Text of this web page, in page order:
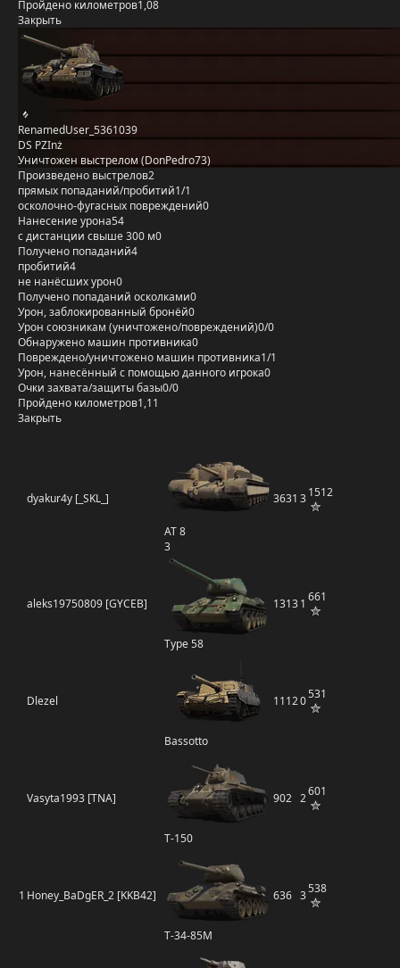
Пройдено километров1,08
Закрыть
RenamedUser_5361039
DS PZInż
Уничтожен выстрелом (DonPedro73)
Произведено выстрелов2
прямых попаданий/пробитий1/1
осколочно-фугасных повреждений0
Нанесение урона54
с дистанции свыше 300 м0
Получено попаданий4
пробитий4
не нанёсших урон0
Получено попаданий осколками0
Урон, заблокированный бронёй0
Урон союзникам (уничтожено/повреждений)0/0
Обнаружено машин противника0
Повреждено/уничтожено машин противника1/1
Урон, нанесённый с помощью данного игрока0
Очки захвата/защиты базы0/0
Пройдено километров1,11
Закрыть
dyakur4y [_SKL_]
AT 8
3
3631 31512
aleks19750809 [GYCEB]
Type 58
13131 661
Dlezel
Bassotto
11120531
Vasyta1993 [TNA]
Т-150
902 2601
1 Honey_BaDgER_2 [KKB42]
Т-34-85М
636 3538